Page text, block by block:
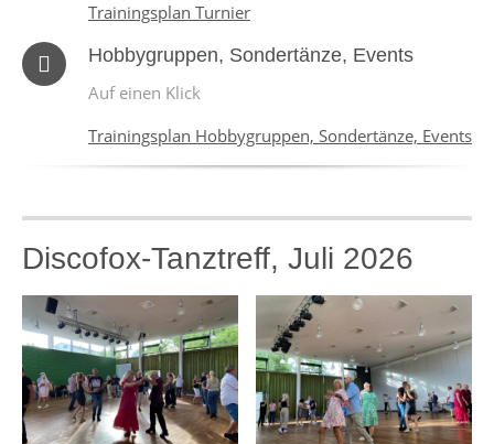
Trainingsplan Turnier
Hobbygruppen, Sondertänze, Events
Auf einen Klick
Trainingsplan Hobbygruppen, Sondertänze, Events
Discofox-Tanztreff, Juli 2026